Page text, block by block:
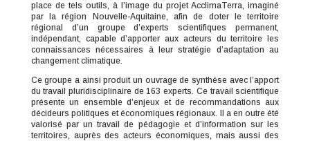
place de tels outils, à l’image du projet AcclimaTerra, imaginé
par la région Nouvelle-Aquitaine, afin de doter le territoire
régional d’un groupe d’experts scientifiques permanent,
indépendant, capable d’apporter aux acteurs du territoire les
connaissances nécessaires à leur stratégie d’adaptation au
changement climatique.
Ce groupe a ainsi produit un ouvrage de synthèse avec l’apport
du travail pluridisciplinaire de 163 experts. Ce travail scientifique
présente un ensemble d’enjeux et de recommandations aux
décideurs politiques et économiques régionaux. Il a en outre été
valorisé par un travail de pédagogie et d’information sur les
territoires, auprès des acteurs économiques, mais aussi des